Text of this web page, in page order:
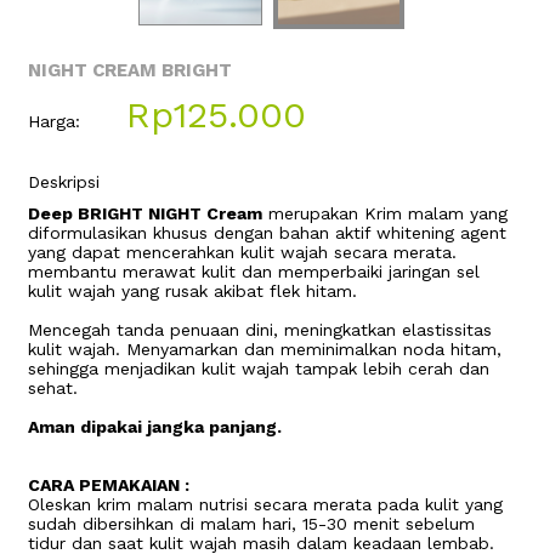
NIGHT CREAM BRIGHT
Harga: Rp125.000
Deskripsi
Deep BRIGHT NIGHT Cream merupakan Krim malam yang
diformulasikan khusus dengan bahan aktif whitening agent
yang dapat mencerahkan kulit wajah secara merata.
membantu merawat kulit dan memperbaiki jaringan sel
kulit wajah yang rusak akibat flek hitam.
Mencegah tanda penuaan dini, meningkatkan elastissitas
kulit wajah. Menyamarkan dan meminimalkan noda hitam,
sehingga menjadikan kulit wajah tampak lebih cerah dan
sehat.
Aman dipakai jangka panjang.
CARA PEMAKAIAN :
Oleskan krim malam nutrisi secara merata pada kulit yang
sudah dibersihkan di malam hari, 15-30 menit sebelum
tidur dan saat kulit wajah masih dalam keadaan lembab.